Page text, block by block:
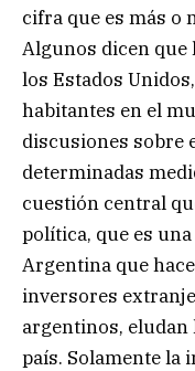
cifra que es más o
Algunos dicen que
los Estados
habitantes en el
discusiones sobre
determinadas
cuestión central
política, que es
Argentina que
inversores
argentinos,
país. Solamente la